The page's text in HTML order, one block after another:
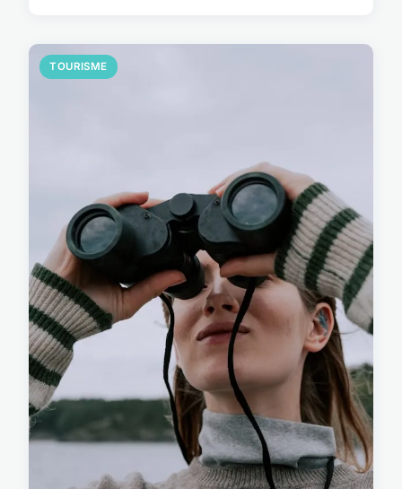
TOURISME